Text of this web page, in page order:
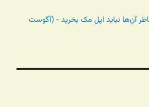
آن‌ها نباید اپل مک بخرید - (آگوست